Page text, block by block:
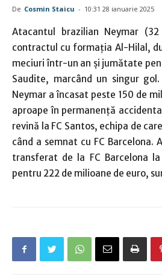
De Cosmin Staicu - 10:31 28 ianuarie 2025
Atacantul brazilian Neymar
contractul cu formația Al-Hilal,
meciuri într-un an şi jumătate
Saudite, marcând un singur
Neymar a încasat peste 150 de
aproape în permanenţă
revină la FC Santos, echipa de
când a semnat cu FC Barcelona.
transferat de la FC Barcelona
pentru 222 de milioane de euro,